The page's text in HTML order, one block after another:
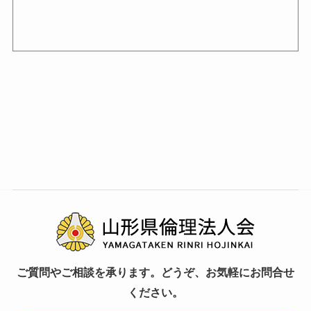
ご質問やご相談を承ります。どうぞ、お気軽にお問合せ
ください。